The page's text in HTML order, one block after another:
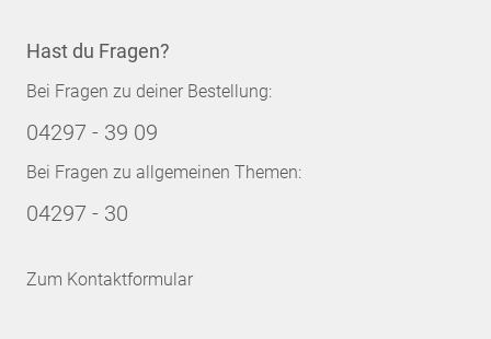
Hast du Fragen?
Bei Fragen zu deiner Bestellung:
04297 - 39 09
Bei Fragen zu allgemeinen Themen:
04297 - 30
Zum Kontaktformular